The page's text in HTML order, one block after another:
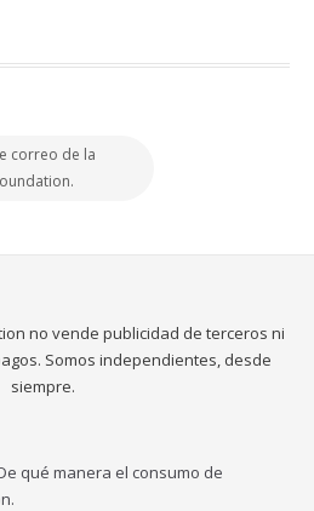
correo de la
no vende publicidad de terceros ni
Somos independientes, desde
siempre.
qué manera el consumo de